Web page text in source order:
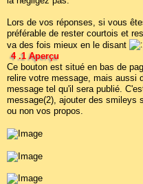
Lors de vos réponses, si vous
préférable de rester courtois et
va des fois mieux en le disant
4 .1 Aperçu
Ce bouton est situé en bas de
relire votre message, mais aussi
message tel qu'il sera publié.
message(2), ajouter des smileys
ou non vos propos.